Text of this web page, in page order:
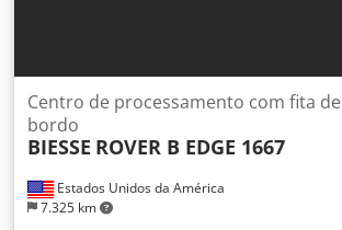
Estados Unidos da América
7.325 km
Centro de processamento com fita de
bordo
BIESSE ROVER B EDGE 1667